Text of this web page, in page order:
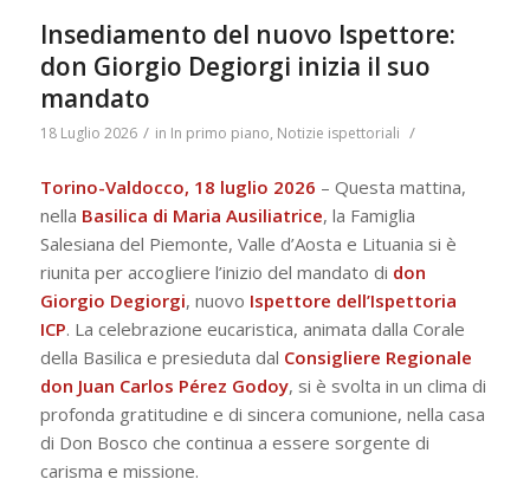
Insediamento del nuovo Ispettore:
don Giorgio Degiorgi inizia il suo
mandato
18 Luglio 2026 / in In primo piano, Notizie ispettoriali /
Torino-Valdocco, 18 luglio 2026 – Questa mattina,
nella Basilica di Maria Ausiliatrice, la Famiglia
Salesiana del Piemonte, Valle d’Aosta e Lituania si è
riunita per accogliere l’inizio del mandato di don
Giorgio Degiorgi, nuovo Ispettore dell’Ispettoria
ICP. La celebrazione eucaristica, animata dalla Corale
della Basilica e presieduta dal Consigliere Regionale
don Juan Carlos Pérez Godoy, si è svolta in un clima di
profonda gratitudine e di sincera comunione, nella casa
di Don Bosco che continua a essere sorgente di
carisma e missione.